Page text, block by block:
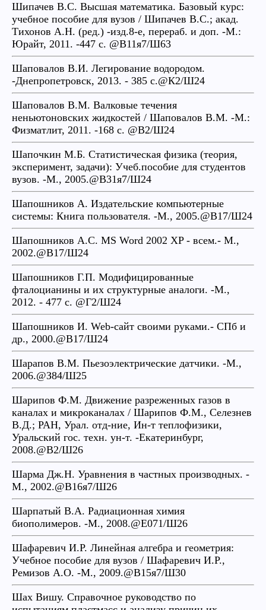
Шипачев В.С. Высшая математика. Базовый курс:
учебное пособие для вузов / Шипачев В.С.; акад.
Тихонов А.Н. (ред.) -изд.8-е, перераб. и доп. -М.:
Юрайт, 2011. -447 с. @В11я7/Ш63
Шаповалов В.И. Легирование водородом.
-Днепропетровск, 2013. - 385 с.@К2/Ш24
Шаповалов В.М. Валковые течения
неньютоновских жидкостей / Шаповалов В.М. -М.:
Физматлит, 2011. -168 с. @В2/Ш24
Шапочкин М.Б. Статистическая физика (теория,
эксперимент, задачи): Учеб.пособие для студентов
вузов. -М., 2005.@В31я7/Ш24
Шапошников А. Издательские компьютерные
системы: Книга пользователя. -М., 2005.@В17/Ш24
Шапошников А.С. MS Word 2002 XP - всем.- М.,
2002.@В17/Ш24
Шапошников Г.П. Модифицированные
фталоцианины и их структурные аналоги. -М.,
2012. - 477 с. @Г2/Ш24
Шапошников И. Web-сайт своими руками.- СПб и
др., 2000.@В17/Ш24
Шарапов В.М. Пьезоэлектрические датчики. -М.,
2006.@З84/Ш25
Шарипов Ф.М. Движение разреженных газов в
каналах и микроканалах / Шарипов Ф.М., Селезнев
В.Д.; РАН, Урал. отд-ние, Ин-т теплофизики,
Уральский гос. техн. ун-т. -Екатеринбург,
2008.@В2/Ш26
Шарма Дж.Н. Уравнения в частных производных. -
М., 2002.@В16я7/Ш26
Шарпатый В.А. Радиационная химия
биополимеров. -М., 2008.@Е071/Ш26
Шафаревич И.Р. Линейная алгебра и геометрия:
Учебное пособие для вузов / Шафаревич И.Р.,
Ремизов А.О. -М., 2009.@В15я7/Ш30
Шах Вишу. Справочное руководство по